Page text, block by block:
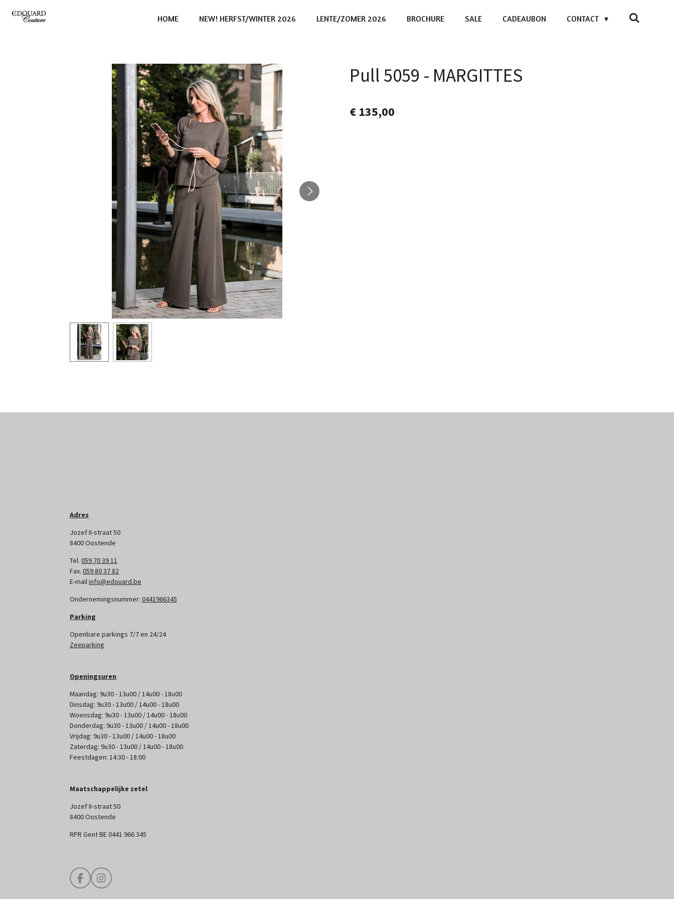
Ga
direct
HOME NEW! HERFST/WINTER 2026 LENTE/ZOMER 2026 BROCHURE SALE CADEAUBON CONTACT
Pull 5059 - MARGITTES
€ 135,00
Adres
Jozef II-straat 50
8400 Oostende
Tel. 059 70 39 11
Fax. 059 80 37 82
E-mailinfo@edouard.be
Ondernemingsnummer: 0441966345
Parking
Openbare parkings 7/7 en 24/24
Zeeparking
Openingsuren
Maandag: 9u30 - 13u00 / 14u00 - 18u00
Dinsdag: 9u30 - 13u00 / 14u00 - 18u00
Woensdag: 9u30 - 13u00 / 14u00 - 18u00
Donderdag: 9u30 - 13u00 / 14u00 - 18u00
Vrijdag: 9u30 - 13u00 / 14u00 - 18u00
Zaterdag: 9u30 - 13u00 / 14u00 - 18u00
Feestdagen: 14:30 - 18:00
Maatschappelijke zetel
Jozef II-straat 50
8400 Oostende
RPR Gent BE 0441 966 345
F
a
I
n